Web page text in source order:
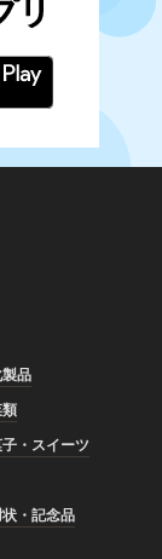
品
・スイーツ
・記念品